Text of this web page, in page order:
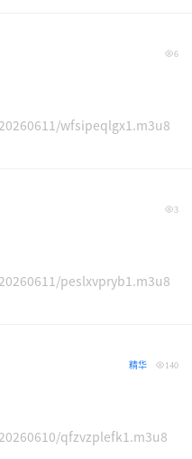
6
wfsipeqlgx1.m3u8
3
peslxvpryb1.m3u8
140
精华
qfzvzplefk1.m3u8